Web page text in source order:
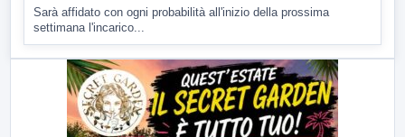
Sarà affidato con ogni probabilità all'inizio della prossima
settimana l'incarico...